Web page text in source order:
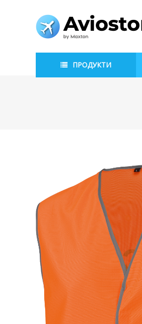
AvioStore
Авиационен
магазин
ПРОДУКТИ